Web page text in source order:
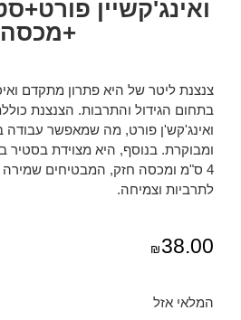
+מכסה
צנצנת ליטר של היא פתרון מתקדם
בתחום הגידול והתרבות. הצנצנת
ואינג'קש'ן פורט, מה שמאפשר עבודה
ומבוקרת. בנוסף, היא מצוידת בסטיר
4 ס"מ ומכסה חזק, המבטיחים שמירה
לתרביות וצמיחה.
₪ 38.00
המלאי אזל